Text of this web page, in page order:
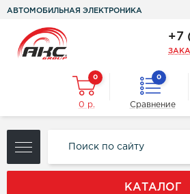
АВТОМОБИЛЬНАЯ ЭЛЕКТРОНИКА
+7
0
0 р.
0
Сравнение
КАТАЛОГ